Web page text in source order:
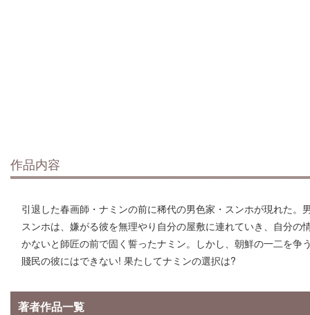
作品内容
引退した春画師・ナミンの前に稀代の男色家・スンホが現れた
スンホは、嫌がる彼を無理やり自分の屋敷に連れていき、自分
かないと師匠の前で固く誓ったナミン。しかし、朝鮮の一二を争
賤民の彼にはできない! 果たしてナミンの選択は?
著者作品一覧